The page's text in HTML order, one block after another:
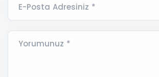
E-Posta Adresiniz *
Yorumunuz *